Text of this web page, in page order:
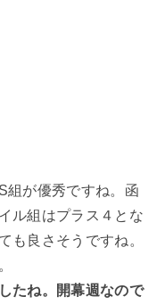
組が優秀ですね。函
ル組はプラス４とな
も良さそうですね。
たね。開幕週なので